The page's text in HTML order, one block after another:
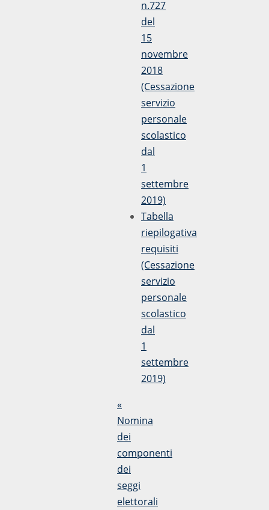
n.727
del
15
novembre
2018
(Cessazione
servizio
personale
scolastico
dal
1
settembre
2019)
Tabella
riepilogativa
requisiti
(Cessazione
servizio
personale
scolastico
dal
1
settembre
2019)
«
Nomina
dei
componenti
dei
seggi
elettorali